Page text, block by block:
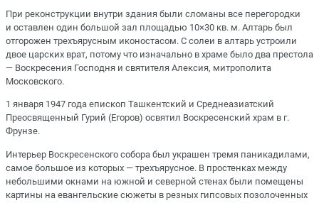
При реконструкции внутри здания были сломаны все перегородки
и оставлен один большой зал площадью 10×30 кв. м. Алтарь был
отгорожен трехъярусным иконостасом. С солеи в алтарь устроили
двое царских врат, потому что изначально в храме было два престола
― Воскресения Господня и святителя Алексия, митрополита
Московского.
1 января 1947 года епископ Ташкентский и Среднеазиатский
Преосвященный Гурий (Егоров) освятил Воскресенский храм в г.
Фрунзе.
Интерьер Воскресенского собора был украшен тремя паникадилами,
самое большое из которых ― трехъярусное. В простенках между
небольшими окнами на южной и северной стенах были помещены
картины на евангельские сюжеты в резных гипсовых позолоченных